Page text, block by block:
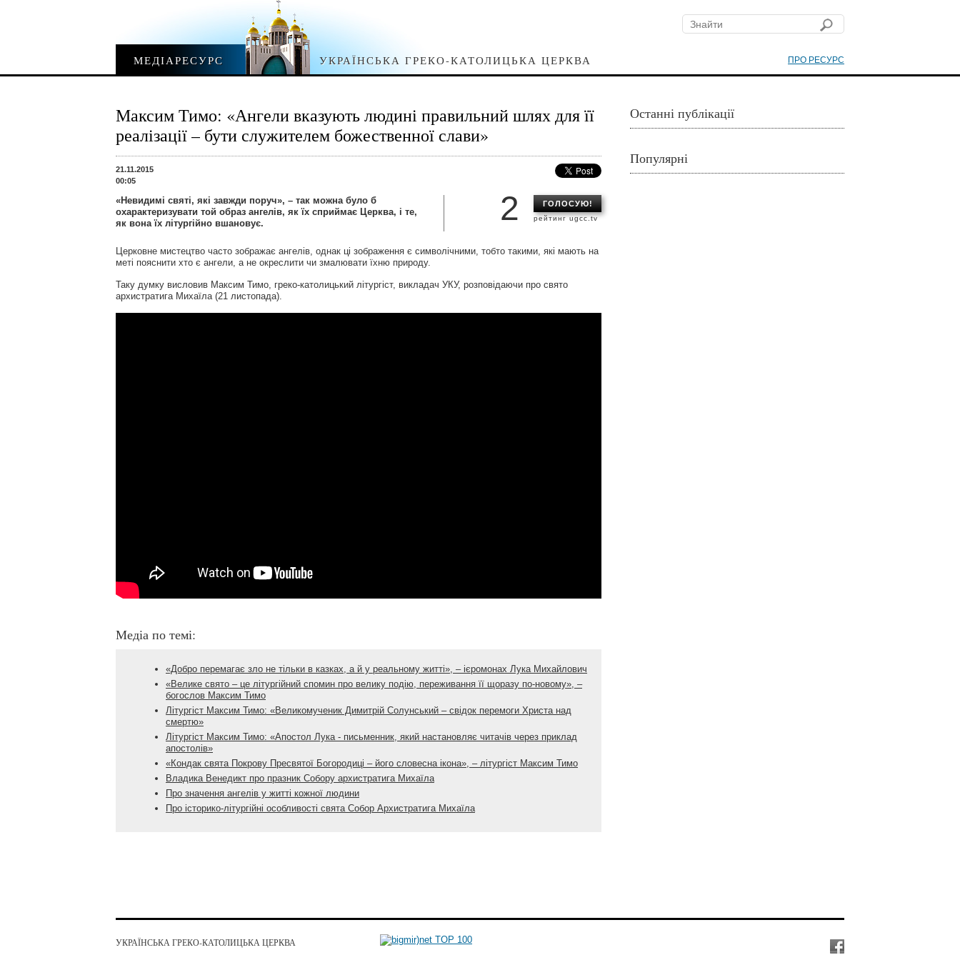
ПРО РЕСУРС
МЕДІАРЕСУРС УКРАЇНСЬКА ГРЕКО-КАТОЛИЦЬКА ЦЕРКВА
Максим Тимо: «Ангели вказують людині правильний шлях для її
реалізації – бути служителем божественної слави»
21.11.2015
00:05
ГОЛОСУЮ!
рейтинг ugcc.tv
2
«Невидимі святі, які завжди поруч», – так можна було б
охарактеризувати той образ ангелів, як їх сприймає Церква, і те,
як вона їх літургійно вшановує.
Церковне мистецтво часто зображає ангелів, однак ці зображення є символічними, тобто такими, які мають на
меті пояснити хто є ангели, а не окреслити чи змалювати їхню природу.
Таку думку висловив Максим Тимо, греко-католицький літургіст, викладач УКУ, розповідаючи про свято
архистратига Михаїла (21 листопада).
Медіа по темі:
«Добро перемагає зло не тільки в казках, а й у реальному житті», – ієромонах Лука Михайлович
«Велике свято – це літургійний спомин про велику подію, переживання її щоразу по-новому», –
богослов Максим Тимо
Літургіст Максим Тимо: «Великомученик Димитрій Солунський – свідок перемоги Христа над
смертю»
Літургіст Максим Тимо: «Апостол Лука - письменник, який настановляє читачів через приклад
апостолів»
«Кондак свята Покрову Пресвятої Богородиці – його словесна ікона», – літургіст Максим Тимо
Владика Венедикт про празник Собору архистратига Михаїла
Про значення ангелів у житті кожної людини
Про історико-літургійні особливості свята Собор Архистратига Михаїла
Останні публікації
Популярні
УКРАЇНСЬКА ГРЕКО-КАТОЛИЦЬКА ЦЕРКВА